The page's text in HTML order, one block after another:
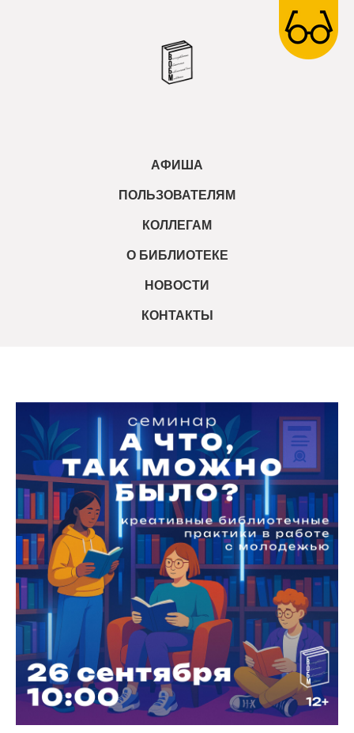
АФИША
ПОЛЬЗОВАТЕЛЯМ
КОЛЛЕГАМ
О БИБЛИОТЕКЕ
НОВОСТИ
КОНТАКТЫ